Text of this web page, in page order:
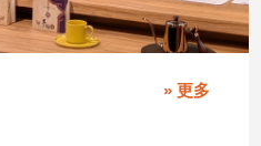
» 更多